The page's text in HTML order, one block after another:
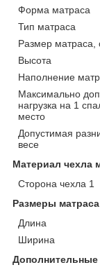
Форма матраса
Тип матраса
Размер матраса,
Высота
Наполнение
Максимально
нагрузка на 1
место
Допустимая
весе
Материал чехла
Сторона чехла 1
Размеры матраса
Длина
Ширина
Дополнительные